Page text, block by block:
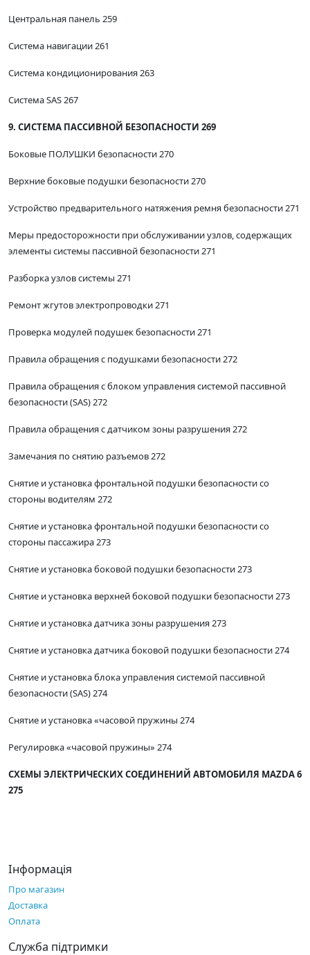
Центральная панель 259
Система навигации 261
Система кондиционирования 263
Система SAS 267
9. СИСТЕМА ПАССИВНОЙ БЕЗОПАСНОСТИ 269
Боковые ПОЛУШКИ безопасности 270
Верхние боковые подушки безопасности 270
Устройство предварительного натяжения ремня безопасности 271
Меры предосторожности при обслуживании узлов, содержащих
элементы системы пассивной безопасности 271
Разборка узлов системы 271
Ремонт жгутов электропроводки 271
Проверка модулей подушек безопасности 271
Правила обращения с подушками безопасности 272
Правила обращения с блоком управления системой пассивной
безопасности (SAS) 272
Правила обращения с датчиком зоны разрушения 272
Замечания по снятию разъемов 272
Снятие и установка фронтальной подушки безопасности со
стороны водителям 272
Снятие и установка фронтальной подушки безопасности со
стороны пассажира 273
Снятие и установка боковой подушки безопасности 273
Снятие и установка верхней боковой подушки безопасности 273
Снятие и установка датчика зоны разрушения 273
Снятие и установка датчика боковой подушки безопасности 274
Снятие и установка блока управления системой пассивной
безопасности (SAS) 274
Снятие и установка «часовой пружины 274
Регулировка «часовой пружины» 274
СХЕМЫ ЭЛЕКТРИЧЕСКИХ СОЕДИНЕНИЙ АВТОМОБИЛЯ MAZDA 6
275
Інформація
Про магазин
Доставка
Оплата
Служба підтримки